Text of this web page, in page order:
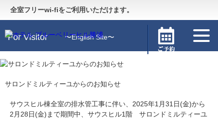
全室フリーwi-fiをご利用いただけます。
Guide 〜施設のご案内〜
For Visitor 〜English Site〜
サロンドミルティーユからのお知らせ
サウスヒル棟全室の排水管工事に伴い、2025年1月31日(金)から
2月28日(金)まで期間中、サウスヒル1階 サロンドミルティーユ